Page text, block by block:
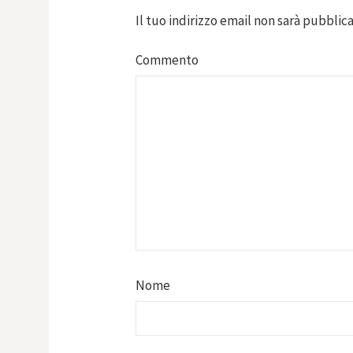
Il tuo indirizzo email non sarà
Commento
Nome